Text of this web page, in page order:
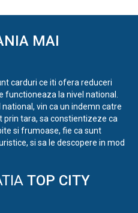
MAI
carduri ce iti ofera reduceri
la nivel national.
vin ca un indemn catre
tara, sa constientizeze ca
si frumoase, fie ca sunt
si sa le descopere in mod
TOP CITY